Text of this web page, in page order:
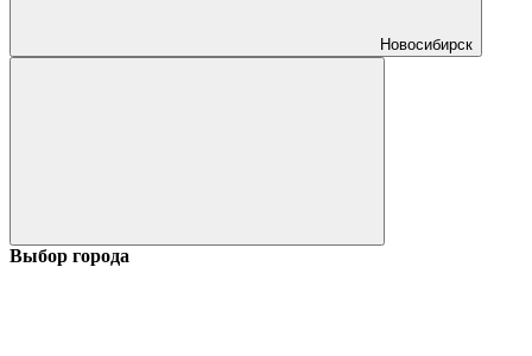
Новосибирск
Выбор города